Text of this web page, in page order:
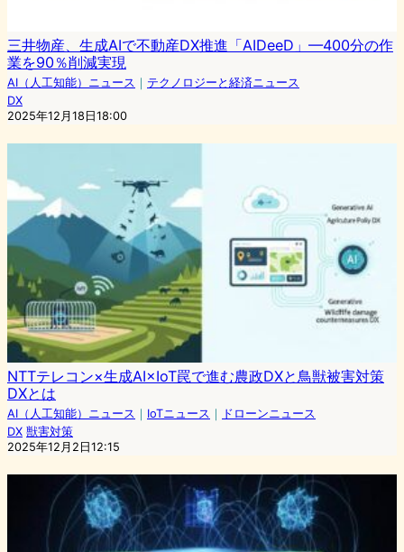
三井物産、生成AIで不動産DX推進「AIDeeD」—400分の作
業を90％削減実現
AI（人工知能）ニュース ｜ テクノロジーと経済ニュース
DX
2025年12月18日18:00
NTTテレコン×生成AI×IoT罠で進む農政DXと鳥獣被害対策
DXとは
AI（人工知能）ニュース ｜ IoTニュース ｜
ドローンニュース
DX 獣害対策
2025年12月2日12:15